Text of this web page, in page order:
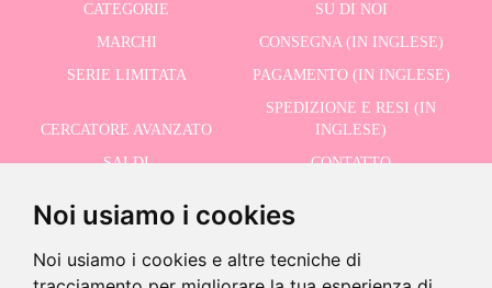
Noi usiamo i cookies
Noi usiamo i cookies e altre tecniche di
CATEGORIE
SU DI NOI
MARCHI
CONSEGNA (IN INGLESE)
SERIE LIMITATA
PAGAMENTO (IN INGLESE)
CERCATORE AVANZATO
SPEDIZIONE E RESI (IN
INGLESE)
SALDI
CONTATTO